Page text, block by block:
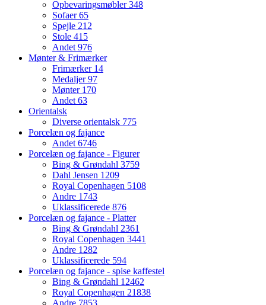
Opbevaringsmøbler348
Sofaer65
Spejle 212
Stole 415
Andet976
Mønter & Frimærker
Frimærker 14
Medaljer97
Mønter 170
Andet63
Orientalsk
Diverse orientalsk 775
Porcelæn og fajance
Andet6746
Porcelæn og fajance - Figurer
Bing & Grøndahl 3759
Dahl Jensen 1209
Royal Copenhagen 5108
Andre 1743
Uklassificerede 876
Porcelæn og fajance - Platter
Bing & Grøndahl 2361
Royal Copenhagen 3441
Andre 1282
Uklassificerede 594
Porcelæn og fajance - spise kaffestel
Bing & Grøndahl 12462
Royal Copenhagen 21838